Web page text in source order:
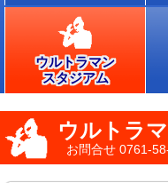
ウルトラマン
スタジアム
ウルトラ
お問合せ 0761-